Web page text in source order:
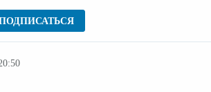
Финансовые новости